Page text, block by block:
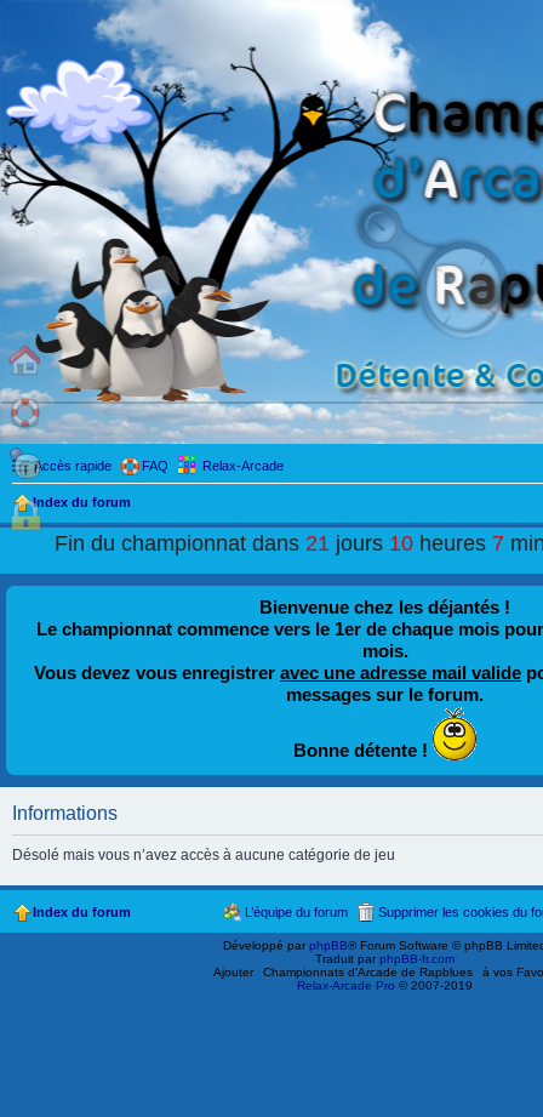
Accès rapide FAQ Relax-Arcade
Index du forum
Fin du championnat dans21 jours10 heures7
Bienvenue chez les déjantés !
Le championnat commence vers le 1er de chaque mois
mois.
Vous devez vous enregistrer avec une adresse mail valide
messages sur le forum.
Bonne détente !
Informations
Désolé mais vous n’avez accès à aucune catégorie de jeu
Index du forum Supprimer les cookies du
L’équipe du forum
Développé parphpBB® Forum Software © phpBB
Traduit parphpBB-fr.com
Ajouter
Championnats d'Arcade de Rapblues
à vos
Relax-Arcade Pro © 2007-2019